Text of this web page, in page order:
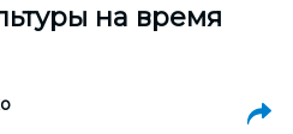
на время